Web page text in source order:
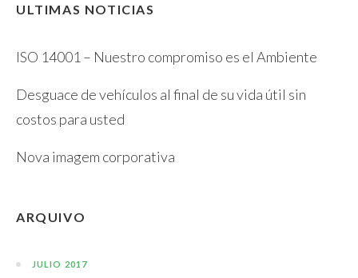
ULTIMAS NOTICIAS
ISO 14001 – Nuestro compromiso es el Ambiente
Desguace de vehículos al final de su vida útil sin
costos para usted
Nova imagem corporativa
ARQUIVO
JULIO 2017